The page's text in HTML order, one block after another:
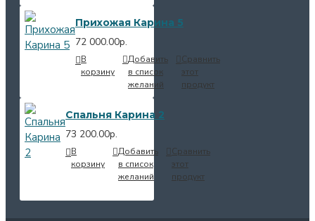
Прихожая Карина 5
72 000.00р.
В
корзину
Добавить
в список
желаний
Сравнить
этот
продукт
Спальня Карина 2
73 200.00р.
В
корзину
Добавить
в список
желаний
Сравнить
этот
продукт